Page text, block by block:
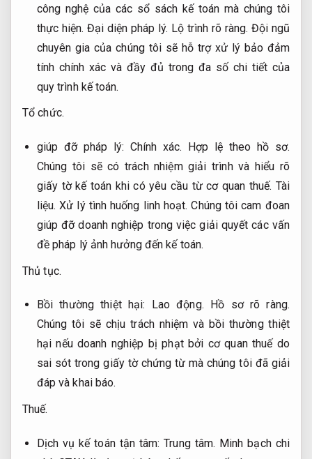
công nghệ của các sổ sách kế toán mà chúng tôi
thực hiện. Đại diện pháp lý. Lộ trình rõ ràng. Đội ngũ
chuyên gia của chúng tôi sẽ hỗ trợ xử lý bảo đảm
tính chính xác và đầy đủ trong đa số chi tiết của
quy trình kế toán.
Tổ chức.
giúp đỡ pháp lý: Chính xác. Hợp lệ theo hồ sơ.
Chúng tôi sẽ có trách nhiệm giải trình và hiểu rõ
giấy tờ kế toán khi có yêu cầu từ cơ quan thuế. Tài
liệu. Xử lý tình huống linh hoạt. Chúng tôi cam đoan
giúp đỡ doanh nghiệp trong việc giải quyết các vấn
đề pháp lý ảnh hưởng đến kế toán.
Thủ tục.
Bồi thường thiệt hại: Lao động.
Hồ sơ rõ ràng.
Chúng tôi sẽ chịu trách nhiệm và bồi thường thiệt
hại nếu doanh nghiệp bị phạt bởi cơ quan thuế do
sai sót trong giấy tờ chứng từ mà chúng tôi đã giải
đáp và khai báo.
Thuế.
Dịch vụ kế toán tận tâm:Trung tâm. Minh bạch chi